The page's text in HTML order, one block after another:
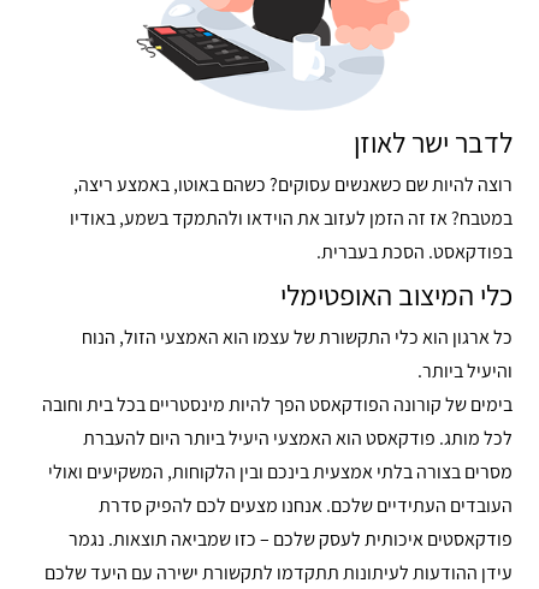
לדבר ישר לאוזן
רוצה להיות שם כשאנשים עסוקים? כשהם באוטו, באמצע ריצה,
במטבח? אז זה הזמן לעזוב את הוידאו ולהתמקד בשמע, באודיו
בפודקאסט. הסכת בעברית.
כלי המיצוב האופטימלי
כל ארגון הוא כלי התקשורת של עצמו הוא האמצעי הזול, הנוח
והיעיל ביותר.
בימים של קורונה הפודקאסט הפך להיות מינסטריים בכל בית וחובה
לכל מותג. פודקאסט הוא האמצעי היעיל ביותר היום להעברת
מסרים בצורה בלתי אמצעית בינכם ובין הלקוחות, המשקיעים ואולי
העובדים העתידיים שלכם. אנחנו מצעים לכם להפיק סדרת
פודקאסטים איכותית לעסק שלכם – כזו שמביאה תוצאות. נגמר
עידן ההודעות לעיתונות תתקדמו לתקשורת ישירה עם היעד שלכם